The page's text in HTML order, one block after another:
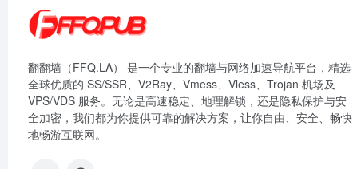
翻翻墙（FFQ.LA） 是一个专业的翻墙与网络加速导航平台，精选
全球优质的 SS/SSR、V2Ray、Vmess、Vless、Trojan 机场及
VPS/VDS 服务。无论是高速稳定、地理解锁，还是隐私保护与安
全加密，我们都为你提供可靠的解决方案，让你自由、安全、畅快
地畅游互联网。